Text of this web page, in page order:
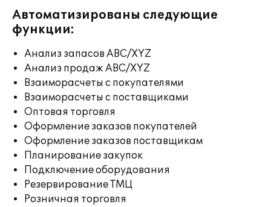
Автоматизированы следующие
функции:
Анализ запасов ABC/XYZ
Анализ продаж ABC/XYZ
Взаиморасчеты с покупателями
Взаиморасчеты с поставщиками
Оптовая торговля
Оформление заказов покупателей
Оформление заказов поставщикам
Планирование закупок
Подключение оборудования
Резервирование ТМЦ
Розничная торговля